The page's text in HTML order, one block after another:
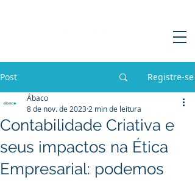
Post Registre-se
Contabilidade Criativa e
seus impactos na Ética
Empresarial: podemos
Ábaco
8 de nov. de 2023 2 min de leitura